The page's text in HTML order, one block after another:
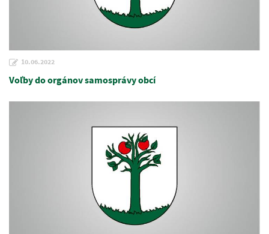
10.06.2022
Voľby do orgánov samosprávy obcí